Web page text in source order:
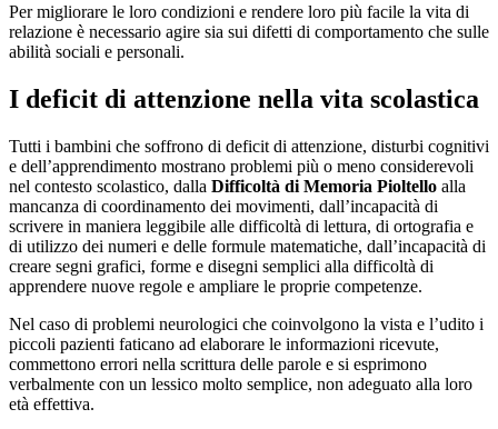
Per migliorare le loro condizioni e rendere loro più facile la vita di
relazione è necessario agire sia sui difetti di comportamento che sulle
abilità sociali e personali.
I deficit di attenzione nella vita scolastica
Tutti i bambini che soffrono di deficit di attenzione, disturbi cognitivi
e dell’apprendimento mostrano problemi più o meno considerevoli
nel contesto scolastico, dalla Difficoltà di Memoria Pioltello alla
mancanza di coordinamento dei movimenti, dall’incapacità di
scrivere in maniera leggibile alle difficoltà di lettura, di ortografia e
di utilizzo dei numeri e delle formule matematiche, dall’incapacità di
creare segni grafici, forme e disegni semplici alla difficoltà di
apprendere nuove regole e ampliare le proprie competenze.
Nel caso di problemi neurologici che coinvolgono la vista e l’udito i
piccoli pazienti faticano ad elaborare le informazioni ricevute,
commettono errori nella scrittura delle parole e si esprimono
verbalmente con un lessico molto semplice, non adeguato alla loro
età effettiva.